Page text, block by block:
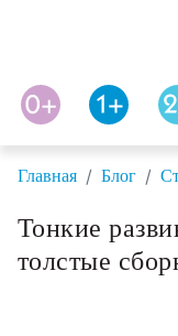
Главная / Блог /
Тонкие
толстые